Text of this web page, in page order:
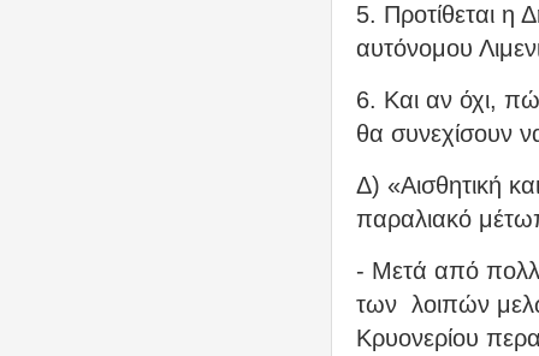
5. Προτίθεται η
αυτόνομου
6. Και αν όχι,
θα συνεχίσουν
Δ) «Αισθητική
παραλιακό
- Μετά από
των λοιπών
Κρυονερίου